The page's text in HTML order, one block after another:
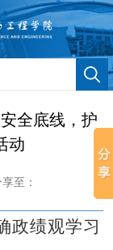
全底线，护
动
至：
政绩观学习